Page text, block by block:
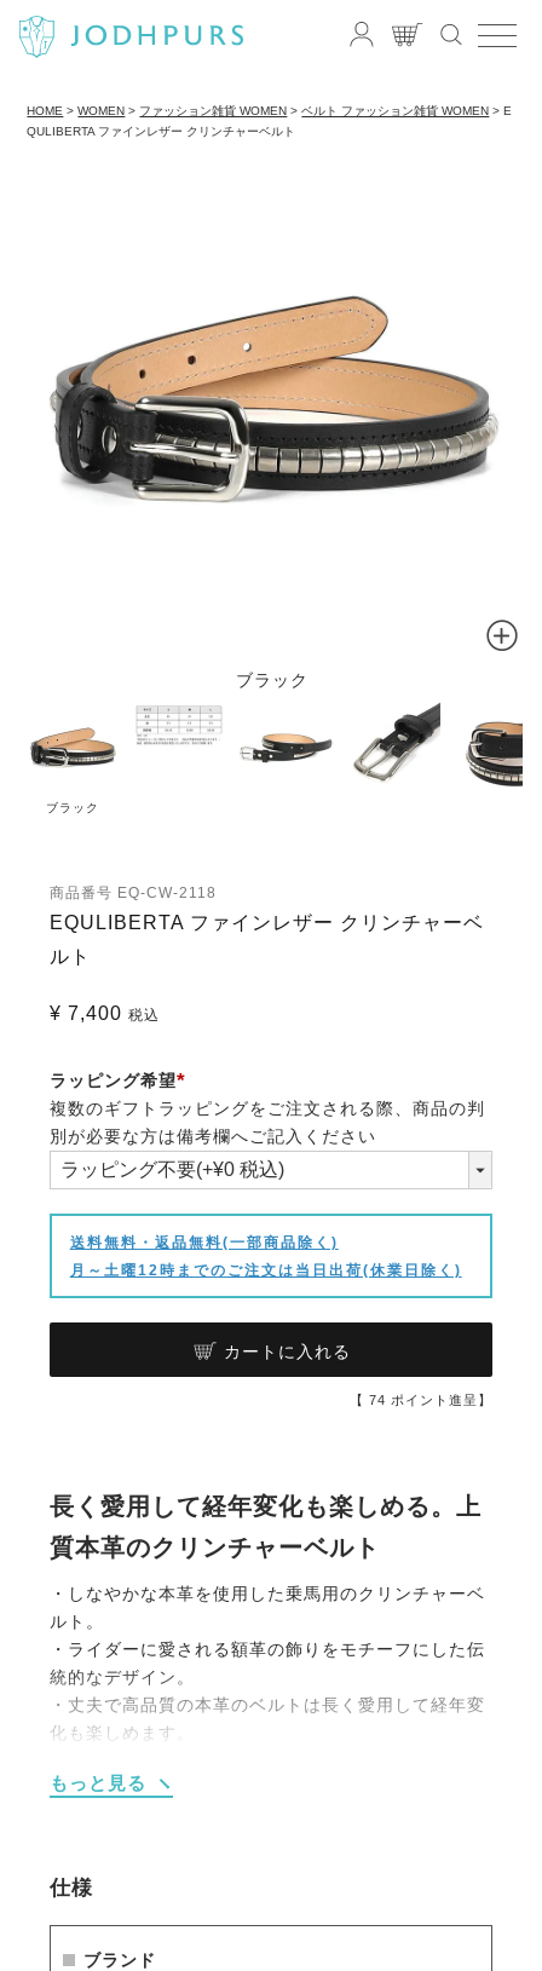
HOME WOMEN ファッション雑貨 WOMEN ベルト ファッション雑貨 WOMEN
E
QULIBERTA ファインレザー クリンチャーベルト
ブラック
ブラック
商品番号 EQ-CW-2118
EQULIBERTA ファインレザー クリンチャーベ
ルト
¥ 7,400 税込
ラッピング希望
(必
須)
複数のギフトラッピングをご注文される際、商品の判
別が必要な方は備考欄へご記入ください
送料無料・返品無料(一部商品除く)
月～土曜12時までのご注文は当日出荷(休業日除く)
カートに入れる
【 74 ポイント進呈】
長く愛用して経年変化も楽しめる。上
質本革のクリンチャーベルト
・しなやかな本革を使用した乗馬用のクリンチャーベ
ルト。
・ライダーに愛される額革の飾りをモチーフにした伝
統的なデザイン。
・丈夫で高品質の本革のベルトは長く愛用して経年変
化も楽しめます。
す。
もっと見る
仕様
ブランド